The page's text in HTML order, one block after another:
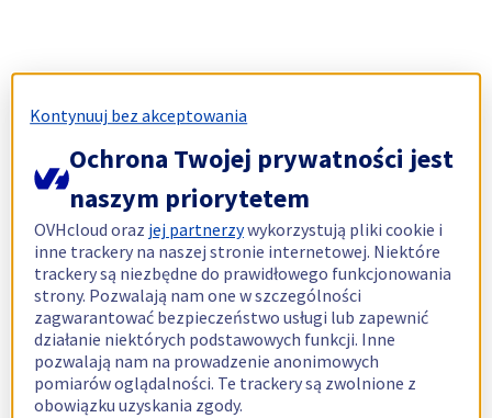
Kontynuuj bez akceptowania
Ochrona Twojej prywatności jest
naszym priorytetem
OVHcloud oraz jej partnerzywykorzystują pliki cookie i
inne trackery na naszej stronie internetowej. Niektóre
trackery są niezbędne do prawidłowego funkcjonowania
strony. Pozwalają nam one w szczególności
zagwarantować bezpieczeństwo usługi lub zapewnić
działanie niektórych podstawowych funkcji. Inne
pozwalają nam na prowadzenie anonimowych
pomiarów oglądalności. Te trackery są zwolnione z
obowiązku uzyskania zgody.